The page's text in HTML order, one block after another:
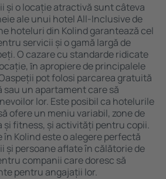
și o locație atractivă sunt câteva
ale unui hotel All-Inclusive de
hoteluri din Kolind garantează cel
servicii și o gamă largă de
O cazare cu standarde ridicate
ȋn apropiere de principalele
pot folosi parcarea gratuită
sau un apartament care să
lor. Este posibil ca hotelurile
ofere un meniu variabil, zone de
și fitness, și activități pentru copii.
în Kolind este o alegere perfectă
și persoane aflate în călătorie de
companii care doresc să
pentru angajații lor.